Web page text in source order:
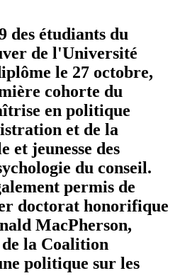
des étudiants du
de l'Université
le 27 octobre,
cohorte du
en politique
et de la
et jeunesse des
du conseil.
permis de
doctorat honorifique
MacPherson,
la Coalition
politique sur les